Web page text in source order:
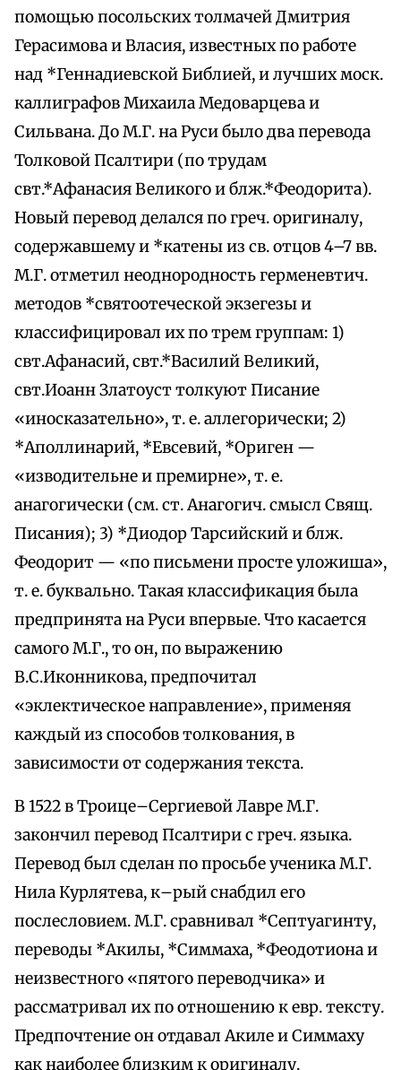
помощью посольских толмачей Дмитрия
Герасимова и Власия, известных по работе
над *Геннадиевской Библией, и лучших моск.
каллиграфов Михаила Медоварцева и
Сильвана. До М.Г. на Руси было два перевода
Толковой Псалтири (по трудам
свт.*Афанасия Великого и блж.*Феодорита).
Новый перевод делался по греч. оригиналу,
содержавшему и *катены из св. отцов 4–7 вв.
М.Г. отметил неоднородность герменевтич.
методов *святоотеческой экзегезы и
классифицировал их по трем группам: 1)
свт.Афанасий, свт.*Василий Великий,
свт.Иоанн Златоуст толкуют Писание
«иносказательно», т. е. аллегорически; 2)
*Аполлинарий, *Евсевий, *Ориген —
«изводительне и премирне», т. е.
анагогически (см. ст. Анагогич. смысл Свящ.
Писания); 3) *Диодор Тарсийский и блж.
Феодорит — «по письмени просте уложиша»,
т. е. буквально. Такая классификация была
предпринята на Руси впервые. Что касается
самого М.Г., то он, по выражению
В.С.Иконникова, предпочитал
«эклектическое направление», применяя
каждый из способов толкования, в
зависимости от содержания текста.
В 1522 в Троице–Сергиевой Лавре М.Г.
закончил перевод Псалтири с греч. языка.
Перевод был сделан по просьбе ученика М.Г.
Нила Курлятева, к–рый снабдил его
послесловием. М.Г. сравнивал *Септуагинту,
переводы *Акилы, *Симмаха, *Феодотиона и
неизвестного «пятого переводчика» и
рассматривал их по отношению к евр. тексту.
Предпочтение он отдавал Акиле и Симмаху
как наиболее близким к оригиналу.